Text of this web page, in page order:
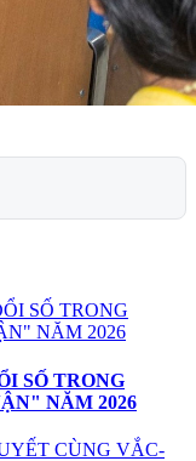
SỐ TRONG
NĂM 2026